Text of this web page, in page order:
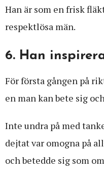
Han är som en frisk
respektlösa män.
6. Han
För första gången på
en man kan bete sig
Inte undra på med
dejtat var omogna på
och betedde sig som